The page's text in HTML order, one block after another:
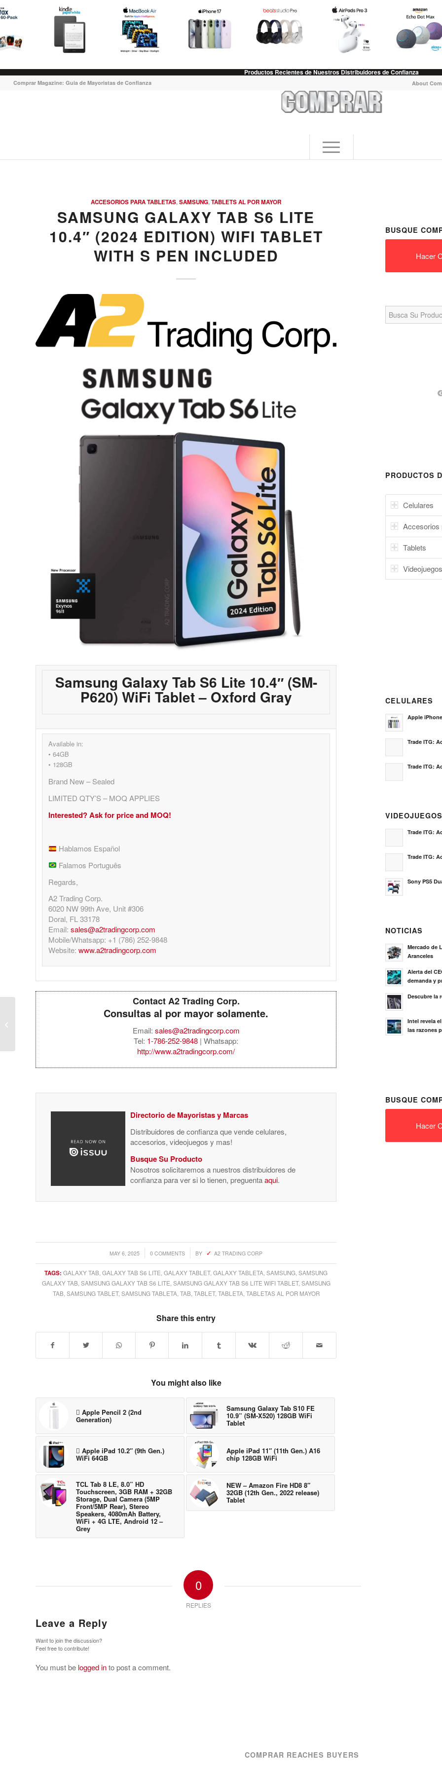
Productos Recientes de Nuestros Distribuidores de Confianza
About
Comprar Magazine: Guia de Mayoristas de Confianza
ACCESORIOS PARA TABLETAS,SAMSUNG,TABLETS AL POR MAYOR
SAMSUNG GALAXY TAB S6 LITE
10.4″ (2024 EDITION) WIFI TABLET
WITH S PEN INCLUDED
Samsung Galaxy Tab S6 Lite 10.4″ (SM-
P620) WiFi Tablet – Oxford Gray
Available in:
• 64GB
• 128GB
Brand New – Sealed
LIMITED QTY’S – MOQ APPLIES
Interested? Ask for price and MOQ!
Hablamos Español
Falamos Português
Regards,
A2 Trading Corp.
6020 NW 99th Ave, Unit #306
Doral, FL 33178
Email: sales@a2tradingcorp.com
Mobile/Whatsapp: +1 (786) 252-9848
Website: www.a2tradingcorp.com
Contact A2 Trading Corp.
Consultas al por mayor solamente.
Email: sales@a2tradingcorp.com
Tel: 1-786-252-9848 | Whatsapp:
http://www.a2tradingcorp.com/
Directorio de Mayoristas y Marcas
Distribuidores de confianza que vende celulares,
accesorios, videojuegos y mas!
Busque Su Producto
Nosotros solicitaremos a nuestros distribuidores de
confianza para ver si lo tienen, preguentaaqui.
MAY 6, 2025
/ 0 COMMENTS
/ BY A2 TRADING CORP
TAGS: GALAXY TAB GALAXY TAB S6 LITE GALAXY TABLET, GALAXY TABLETA SAMSUNG SAMSUNG
GALAXY TAB, SAMSUNG GALAXY TAB S6 LITE SAMSUNG GALAXY TAB S6 LITE WIFI TABLET, SAMSUNG
TAB, SAMSUNG TABLET, SAMSUNG TABLETA TAB, TABLET, TABLETA TABLETAS AL POR MAYOR
Share this entry
You might also like
 Apple Pencil 2 (2nd
Generation)
Samsung Galaxy Tab S10 FE
10.9” (SM-X520) 128GB WiFi
Tablet
 Apple iPad 10.2″ (9th Gen.)
WiFi 64GB
Apple iPad 11″ (11th Gen.) A16
chip 128GB WiFi
TCL Tab 8 LE, 8.0” HD
Touchscreen, 3GB RAM + 32GB
Storage, Dual Camera (5MP
Front/5MP Rear), Stereo
Speakers, 4080mAh Battery,
WiFi + 4G LTE, Android 12 –
Grey
NEW – Amazon Fire HD8 8″
32GB (12th Gen., 2022 release)
Tablet
0
REPLIES
Leave a Reply
Want to join the discussion?
Feel free to contribute!
You must be logged into post a comment.
BUSQUE
Hacer
Search
for:
PRODUCTOS
Celulares
Accesorios
Tablets
Videojuegos
CELULARES
Apple
Trade ITG:
Trade ITG:
VIDEOJUEGOS
Trade ITG:
Trade ITG:
Sony PS5
NOTICIAS
Mercado de
Aranceles
Alerta del
demanda y
Descubre la
Intel revela
las razones
BUSQUE
Hacer
COMPRAR REACHES BUYERS
GoPro HERO11 Black
Mini – Black